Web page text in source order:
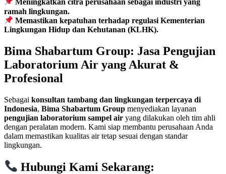
Meningkatkan citra perusahaan sebagai industri yang
ramah lingkungan.
Memastikan kepatuhan terhadap regulasi Kementerian
Lingkungan Hidup dan Kehutanan (KLHK).
Bima Shabartum Group: Jasa Pengujian
Laboratorium Air yang Akurat &
Profesional
Sebagai konsultan tambang dan lingkungan terpercaya di
Indonesia, Bima Shabartum Group menyediakan layanan
pengujian laboratorium sampel air yang dilakukan oleh tim ahli
dengan peralatan modern. Kami siap membantu perusahaan Anda
dalam memastikan kualitas air tetap sesuai dengan standar
lingkungan.
Hubungi Kami Sekarang: